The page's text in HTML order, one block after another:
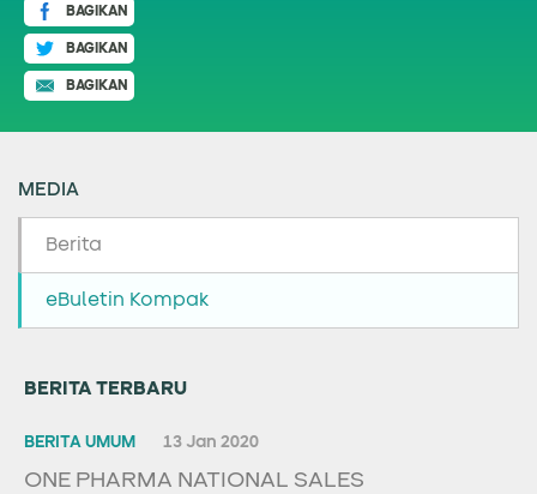
BAGIKAN
BAGIKAN
BAGIKAN
MEDIA
Berita
eBuletin Kompak
BERITA TERBARU
BERITA UMUM 13 Jan 2020
ONE PHARMA NATIONAL SALES